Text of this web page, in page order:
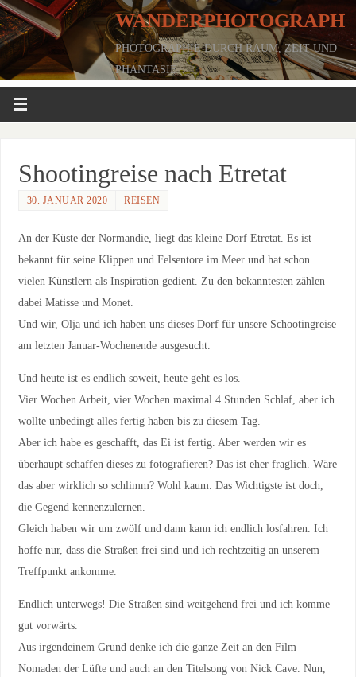
WANDERPHOTOGRAPH
PHOTOGRAPHIE DURCH RAUM, ZEIT UND
PHANTASIE
Shootingreise nach Etretat
30. JANUAR 2020 REISEN
An der Küste der Normandie, liegt das kleine Dorf Etretat. Es ist
bekannt für seine Klippen und Felsentore im Meer und hat schon
vielen Künstlern als Inspiration gedient. Zu den bekanntesten zählen
dabei Matisse und Monet.
Und wir, Olja und ich haben uns dieses Dorf für unsere Schootingreise
am letzten Januar-Wochenende ausgesucht.
Und heute ist es endlich soweit, heute geht es los.
Vier Wochen Arbeit, vier Wochen maximal 4 Stunden Schlaf, aber ich
wollte unbedingt alles fertig haben bis zu diesem Tag.
Aber ich habe es geschafft, das Ei ist fertig. Aber werden wir es
überhaupt schaffen dieses zu fotografieren? Das ist eher fraglich. Wäre
das aber wirklich so schlimm? Wohl kaum. Das Wichtigste ist doch,
die Gegend kennenzulernen.
Gleich haben wir um zwölf und dann kann ich endlich losfahren. Ich
hoffe nur, dass die Straßen frei sind und ich rechtzeitig an unserem
Treffpunkt ankomme.
Endlich unterwegs! Die Straßen sind weitgehend frei und ich komme
gut vorwärts.
Aus irgendeinem Grund denke ich die ganze Zeit an den Film
Nomaden der Lüfte und auch an den Titelsong von Nick Cave. Nun,